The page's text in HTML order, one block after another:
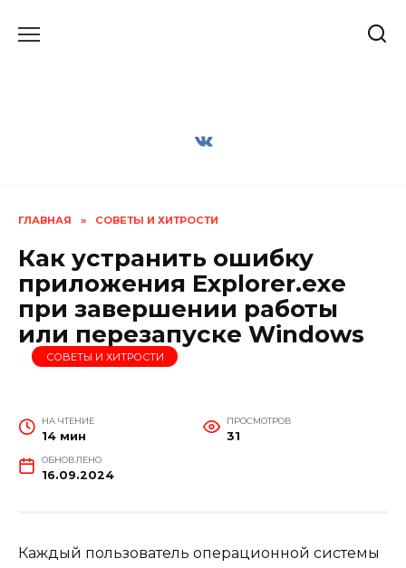
ГЛАВНАЯ » СОВЕТЫ И ХИТРОСТИ
Как устранить ошибку
приложения Explorer.exe
при завершении работы
или перезапуске Windows
СОВЕТЫ И ХИТРОСТИ
НА ЧТЕНИЕ
14 мин
ПРОСМОТРОВ
31
ОБНОВЛЕНО
16.09.2024
Каждый пользователь операционной системы